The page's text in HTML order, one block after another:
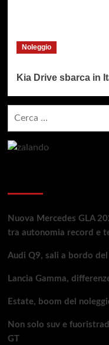
Noleggio
Kia Drive sbarca in
Nuova Mercedes GLA
tra autonomia record e
Audi Q9, sali a bordo
Lancia Gamma,
Estate, boom del
Non solo suv e
GT